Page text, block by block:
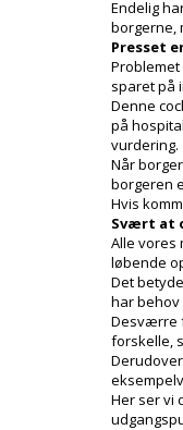
Endelig
borgerne,
Presset
sparet på
Denne
på
vurdering.
Når
borgeren
Hvis
Svært at
Alle vores
løbende
Det
har behov
Desværre
forskelle,
Her ser vi